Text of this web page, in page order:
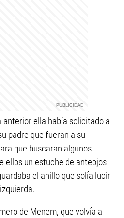
anterior ella había solicitado a
padre que fueran a su
que buscaran algunos
ellos un estuche de anteojos
el anillo que solía lucir
de Menem, que volvía a